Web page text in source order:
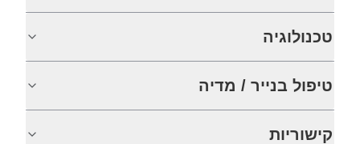
טכנולוגיה
טיפול בנייר / מדיה
קישוריות